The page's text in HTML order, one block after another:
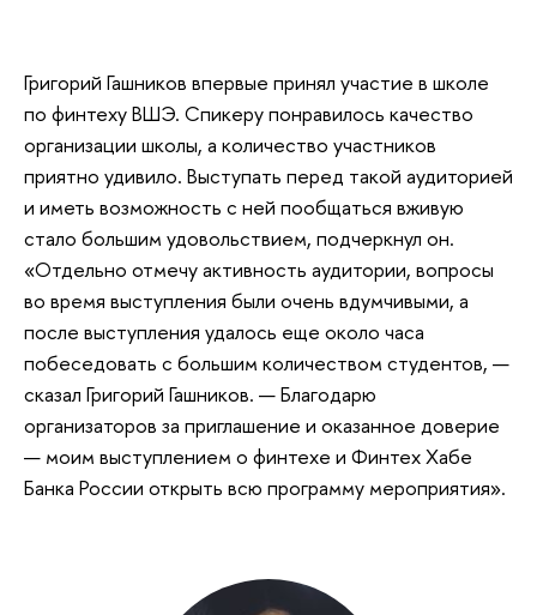
Григорий Гашников впервые принял участие в школе
по финтеху ВШЭ. Спикеру понравилось качество
организации школы, а количество участников
приятно удивило. Выступать перед такой аудиторией
и иметь возможность с ней пообщаться вживую
стало большим удовольствием, подчеркнул он.
«Отдельно отмечу активность аудитории, вопросы
во время выступления были очень вдумчивыми, а
после выступления удалось еще около часа
побеседовать с большим количеством студентов, —
сказал Григорий Гашников. — Благодарю
организаторов за приглашение и оказанное доверие
— моим выступлением о финтехе и Финтех Хабе
Банка России открыть всю программу мероприятия».